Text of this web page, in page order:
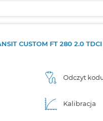
CUSTOM FT 280 2.0
Odczyt
Kalibracja